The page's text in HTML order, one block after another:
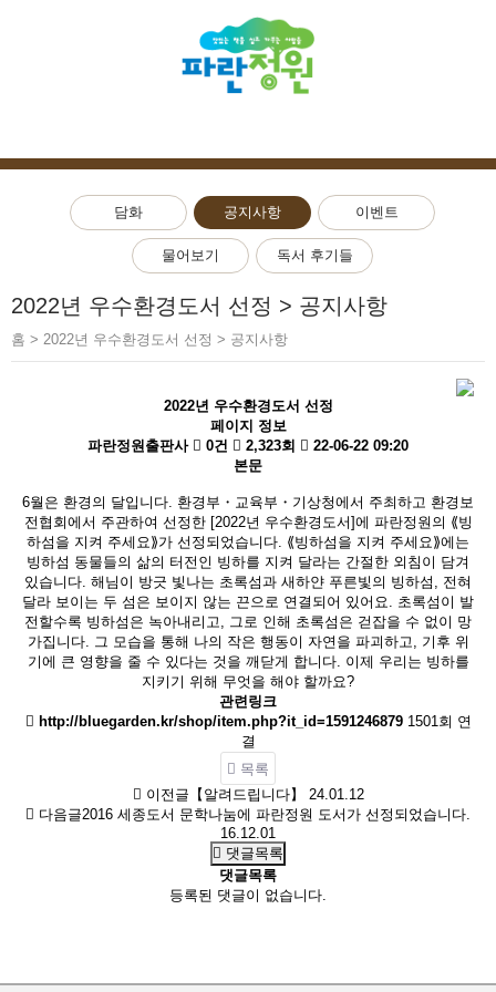
담화 공지사항 이벤트
물어보기 독서 후기들
2022년 우수환경도서 선정 > 공지사항
홈 > 2022년 우수환경도서 선정 > 공지사항
2022년 우수환경도서 선정
페이지 정보
파란정원출판사
0건 2,323회
22-06-22 09:20
본문
6월은 환경의 달입니다. 환경부・교육부・기상청에서 주최하고 환경보
전협회에서 주관하여 선정한 [2022년 우수환경도서]에 파란정원의 ⟪빙
하섬을 지켜 주세요⟫가 선정되었습니다. ⟪빙하섬을 지켜 주세요⟫에는
빙하섬 동물들의 삶의 터전인 빙하를 지켜 달라는 간절한 외침이 담겨
있습니다. 해님이 방긋 빛나는 초록섬과 새하얀 푸른빛의 빙하섬, 전혀
달라 보이는 두 섬은 보이지 않는 끈으로 연결되어 있어요. 초록섬이 발
전할수록 빙하섬은 녹아내리고, 그로 인해 초록섬은 걷잡을 수 없이 망
가집니다. 그 모습을 통해 나의 작은 행동이 자연을 파괴하고, 기후 위
기에 큰 영향을 줄 수 있다는 것을 깨닫게 합니다. 이제 우리는 빙하를
지키기 위해 무엇을 해야 할까요?
관련링크
http://bluegarden.kr/shop/item.php?it_id=1591246879 1501회 연
결
목록
이전글 【알려드립니다】
24.01.12
다음글2016 세종도서 문학나눔에 파란정원 도서가 선정되었습니다.
16.12.01
댓글목록
댓글목록
등록된 댓글이 없습니다.